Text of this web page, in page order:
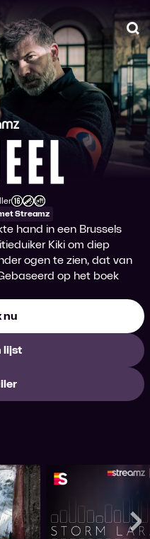
Streamz
hand in een Brussels
Kiki om diep
ogen te zien, dat van
op het boek
nu
lijst